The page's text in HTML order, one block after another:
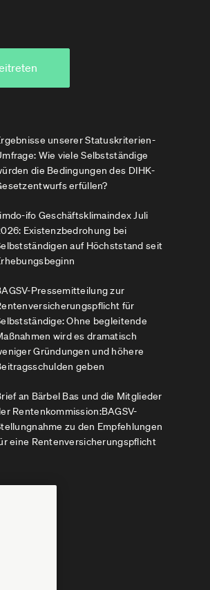
unserer Statuskriterien-
Wie viele Selbstständige
die Bedingungen des DIHK-
erfüllen?
ifo Geschäftsklimaindex Juli
Existenzbedrohung bei
auf Höchststand seit
Pressemitteilung zur
für
Ohne begleitende
wird es dramatisch
Gründungen und höhere
geben
an Bärbel Bas und die Mitglieder
Rentenkommission:BAGSV-
zu den Empfehlungen
eine Rentenversicherungspflicht